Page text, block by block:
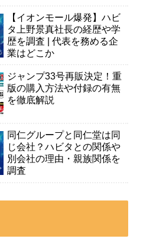
【イオンモール爆発】ハビ
タ上野景真社長の経歴や学
歴を調査 | 代表を務める企
業はどこか
ジャンプ33号再販決定！重
版の購入方法や付録の有無
を徹底解説
同仁グループと同仁堂は同
じ会社？ハビタとの関係や
別会社の理由・親族関係を
調査